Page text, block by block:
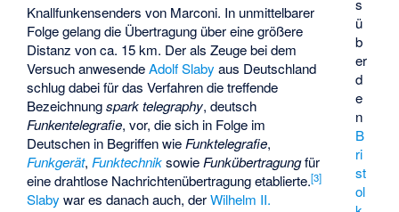
s
ü
b
er
d
e
n
B
ri
st
ol
Knallfunkensenders von Marconi. In unmittelbarer
Folge gelang die Übertragung über eine größere
Distanz von ca. 15 km. Der als Zeuge bei dem
Versuch anwesendeAdolf Slaby aus Deutschland
schlug dabei für das Verfahren die treffende
Bezeichnungspark telegraphy, deutsch
Funkentelegrafie, vor, die sich in Folge im
Deutschen in Begriffen wieFunktelegrafie,
Funkgerät,FunktechniksowieFunkübertragungfür
eine drahtlose Nachrichtenübertragung etablierte.[3]
Slaby war es danach auch, derWilhelm II.